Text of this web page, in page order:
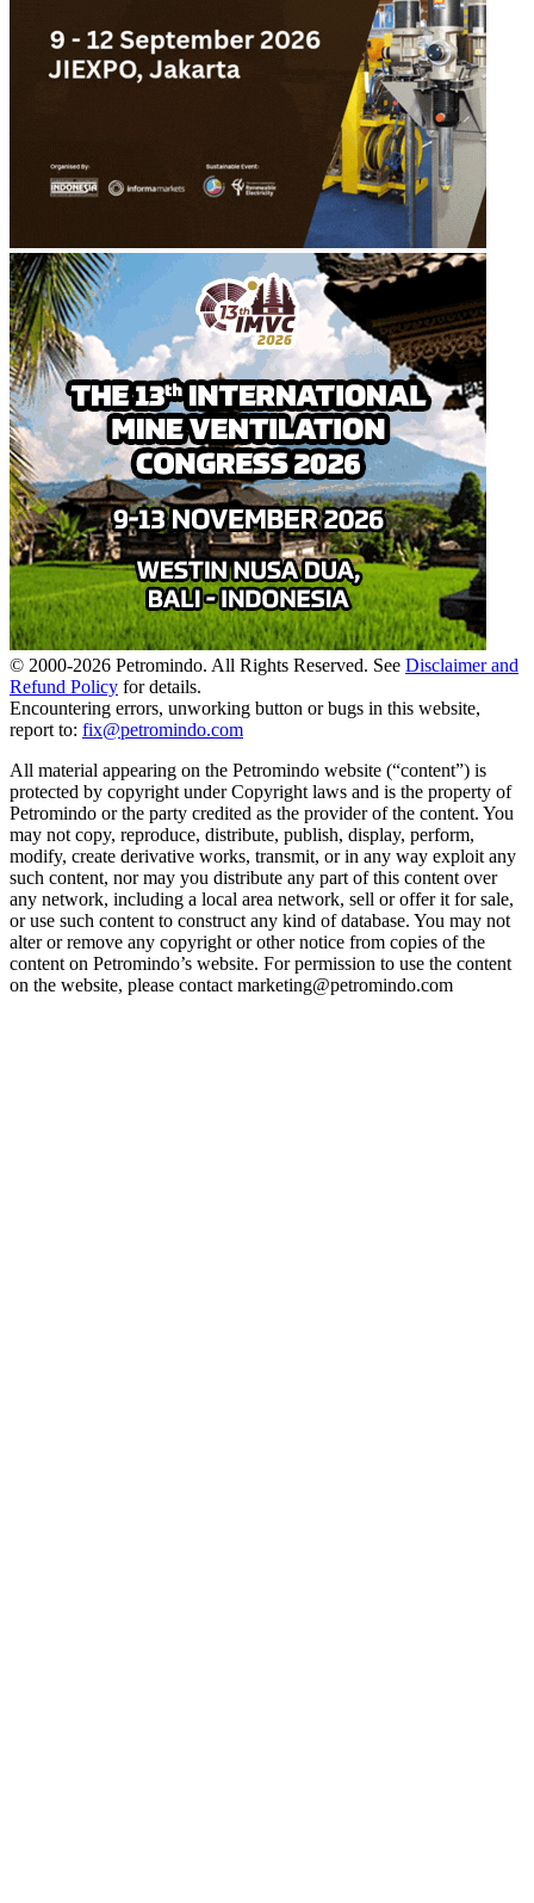
© 2000-2026 Petromindo. All Rights Reserved. See Disclaimer and
Refund Policy for details.
Encountering errors, unworking button or bugs in this website,
report to: fix@petromindo.com
All material appearing on the Petromindo website (“content”) is
protected by copyright under Copyright laws and is the property of
Petromindo or the party credited as the provider of the content. You
may not copy, reproduce, distribute, publish, display, perform,
modify, create derivative works, transmit, or in any way exploit any
such content, nor may you distribute any part of this content over
any network, including a local area network, sell or offer it for sale,
or use such content to construct any kind of database. You may not
alter or remove any copyright or other notice from copies of the
content on Petromindo’s website. For permission to use the content
on the website, please contact marketing@petromindo.com